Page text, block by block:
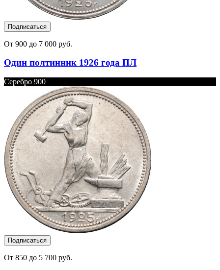
Подписаться
От 900 до 7 000 руб.
Один полтинник 1926 года ПЛ
Серебро 900
Подписаться
От 850 до 5 700 руб.